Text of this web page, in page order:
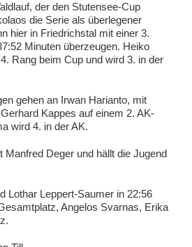
der den Stutensee-Cup
die Serie als überlegener
hier in Friedrichstal mit einer 3.
Minuten überzeugen. Heiko
Rang beim Cup und wird 3. in der
gehen an Irwan Harianto, mit
Kappes auf einem 2. AK-
wird 4. in der AK.
Manfred Deger und hällt die Jugend
Lothar Leppert-Saumer in 22:56
Angelos Svarnas, Erika